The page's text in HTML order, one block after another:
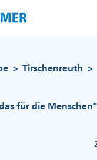
> Tirschenreuth >
für die Menschen"